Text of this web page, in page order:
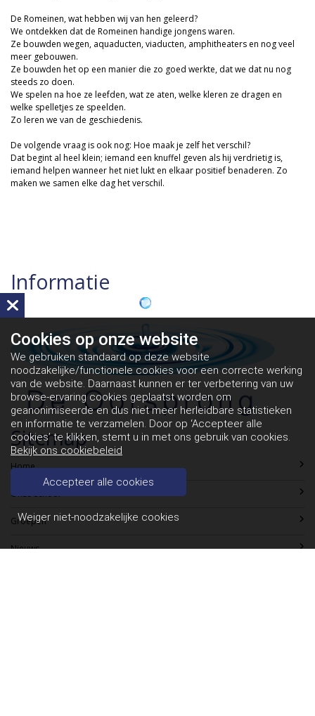
De Romeinen, wat hebben wij van hen geleerd?
We ontdekken dat de Romeinen handige jongens waren.
Ze bouwden wegen, aquaducten, viaducten, amphitheaters en nog veel
meer gebouwen.
Ze bouwden het op een manier die zo goed werkte, dat we dat nu nog
steeds zo doen.
We spelen na hoe ze leefden, wat ze aten, welke kleren ze dragen en
welke spelletjes ze speelden.
Zo leren we van de geschiedenis.
De volgende vraag is ook nog: Hoe maak je zelf het verschil?
Dat begint al heel klein; iemand een knuffel geven als hij verdrietig is,
iemand helpen wanneer het niet lukt en elkaar positief benaderen. Zo
maken we samen elke dag het verschil.
Informatie
Sitemap
Home
Onze School
Groepen
Nieuws
Cookies op onze website
We gebruiken standaard op deze website
noodzakelijke/functionele cookies voor een correcte werking
van de website. Daarnaast kunnen er ter verbetering van uw
browse-ervaring cookies geplaatst worden om
geanonimiseerde en dus niet meer herleidbare statistieken
en informatie te verzamelen. Door op ‘Accepteer alle
cookies’ te klikken, stemt u in met ons gebruik van cookies.
Bekijk ons cookiebeleid
Accepteer alle cookies
Weiger niet-noodzakelijke cookies